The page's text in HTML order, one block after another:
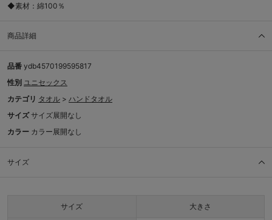
◆素材：綿100％
商品詳細
品番 ydb4570199595817
性別 ユニセックス
カテゴリ タオル > ハンドタオル
サイズ サイズ展開なし
カラー カラー展開なし
サイズ
サイズ 大きさ